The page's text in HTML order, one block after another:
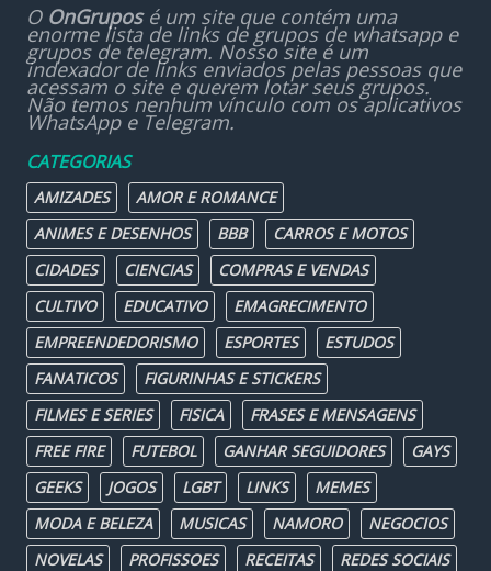
O OnGruposé um site que contém uma
enorme lista de links de grupos de whatsapp e
grupos de telegram. Nosso site é um
indexador de links enviados pelas pessoas que
acessam o site e querem lotar seus grupos.
Não temos nenhum vínculo com os aplicativos
WhatsApp e Telegram.
CATEGORIAS
AMIZADES
AMOR E ROMANCE
ANIMES E DESENHOS
BBB
CARROS E MOTOS
CIDADES
CIENCIAS
COMPRAS E VENDAS
CULTIVO
EDUCATIVO
EMAGRECIMENTO
EMPREENDEDORISMO
ESPORTES
ESTUDOS
FANATICOS
FIGURINHAS E STICKERS
FILMES E SERIES
FISICA
FRASES E MENSAGENS
FREE FIRE
FUTEBOL GANHAR SEGUIDORES
GAYS
GEEKS
JOGOS LGBT LINKS
MEMES
MODA E BELEZA
MUSICAS NAMORO
NEGOCIOS
NOVELAS
PROFISSOES RECEITAS
REDES SOCIAIS